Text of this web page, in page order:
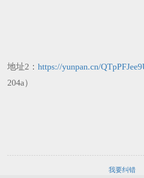
地址2： https://yunpan.cn/
204a）
我要纠错